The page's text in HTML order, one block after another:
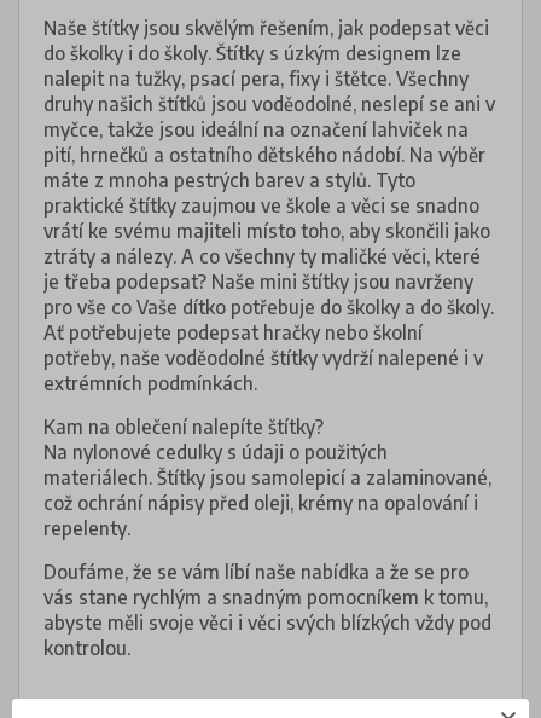
Naše štítky jsou skvělým řešením, jak podepsat věci
do školky i do školy. Štítky s úzkým designem lze
nalepit na tužky, psací pera, fixy i štětce. Všechny
druhy našich štítků jsou voděodolné, neslepí se ani v
myčce, takže jsou ideální na označení lahviček na
pití, hrnečků a ostatního dětského nádobí. Na výběr
máte z mnoha pestrých barev a stylů. Tyto
praktické štítky zaujmou ve škole a věci se snadno
vrátí ke svému majiteli místo toho, aby skončili jako
ztráty a nálezy. A co všechny ty maličké věci, které
je třeba podepsat? Naše mini štítky jsou navrženy
pro vše co Vaše dítko potřebuje do školky a do školy.
Ať potřebujete podepsat hračky nebo školní
potřeby, naše voděodolné štítky vydrží nalepené i v
extrémních podmínkách.
Kam na oblečení nalepíte štítky?
Na nylonové cedulky s údaji o použitých
materiálech. Štítky jsou samolepicí a zalaminované,
což ochrání nápisy před oleji, krémy na opalování i
repelenty.
Doufáme, že se vám líbí naše nabídka a že se pro
vás stane rychlým a snadným pomocníkem k tomu,
abyste měli svoje věci i věci svých blízkých vždy pod
kontrolou.